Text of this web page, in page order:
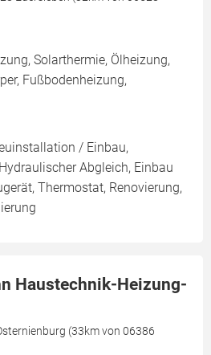
Solarthermie, Ölheizung,
Fußbodenheizung,
/ Einbau,
Abgleich, Einbau
Thermostat, Renovierung,
Haustechnik-Heizung-
(33km von 06386